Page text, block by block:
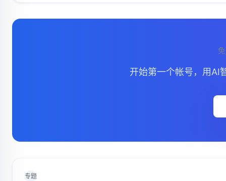
开始第一个帐号，用AI
专题